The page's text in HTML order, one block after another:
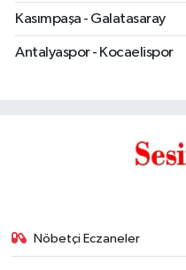
Kasımpaşa - Galatasaray
Antalyaspor - Kocaelispor
Nöbetçi Eczaneler